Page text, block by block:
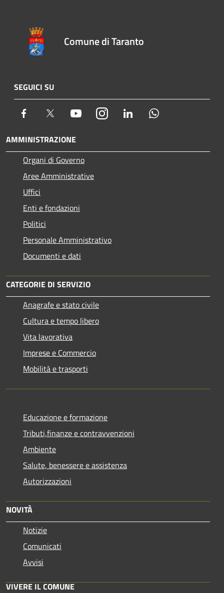
Comune di Taranto
SEGUICI SU
Facebook Twitter YoutubeInstagram LinkedIn
AMMINISTRAZIONE
Organi di Governo
Aree Amministrative
Uffici
Enti e fondazioni
Politici
Personale Amministrativo
Documenti e dati
CATEGORIE DI SERVIZIO
Anagrafe e stato civile
Cultura e tempo libero
Vita lavorativa
Imprese e Commercio
Mobilità e trasporti
Educazione e formazione
Tributi,finanze e contravvenzioni
Ambiente
Salute, benessere e assistenza
Autorizzazioni
NOVITÀ
Notizie
Comunicati
Avvisi
VIVERE IL COMUNE